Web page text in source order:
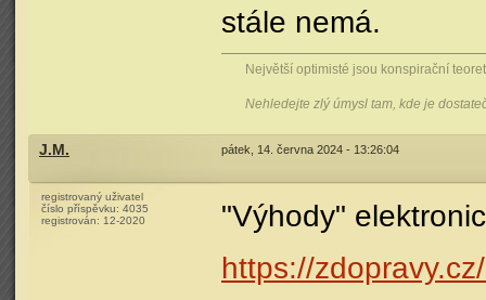
stále nemá.
Největší optimisté jsou konspirační
Nehledejte zlý úmysl tam, kde je
J.M. pátek, 14. června 2024 - 13:26:04
registrovaný uživatel
číslo příspěvku: 4035
registrován: 12-2020
"Výhody"
https://